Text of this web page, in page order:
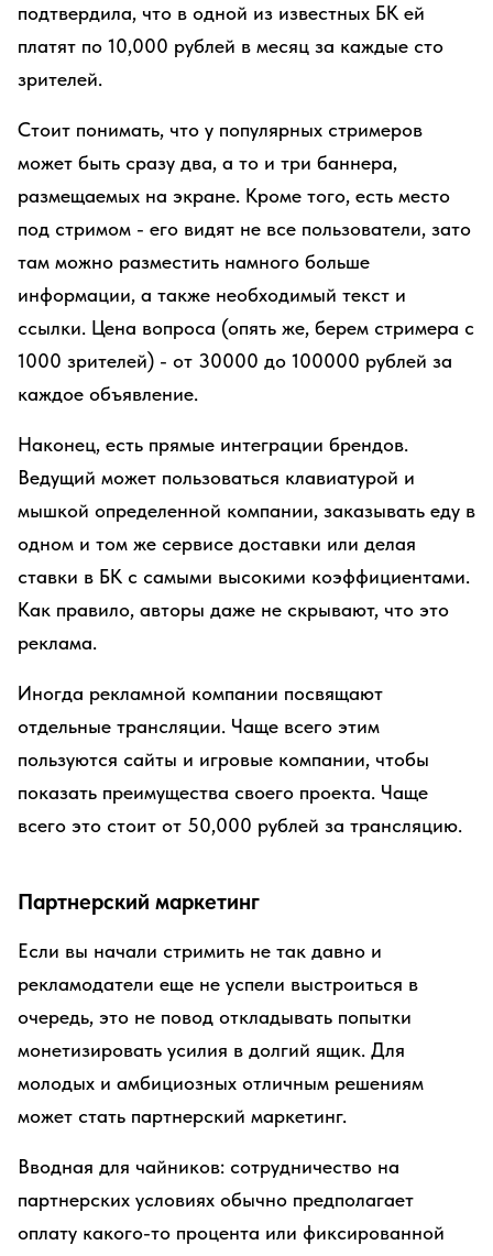
подтвердила, что в одной из известных БК ей
платят по 10,000 рублей в месяц за каждые сто
зрителей.
Стоит понимать, что у популярных стримеров
может быть сразу два, а то и три баннера,
размещаемых на экране. Кроме того, есть место
под стримом - его видят не все пользователи, зато
там можно разместить намного больше
информации, а также необходимый текст и
ссылки. Цена вопроса (опять же, берем стримера с
1000 зрителей) - от 30000 до 100000 рублей за
каждое объявление.
Наконец, есть прямые интеграции брендов.
Ведущий может пользоваться клавиатурой и
мышкой определенной компании, заказывать еду в
одном и том же сервисе доставки или делая
ставки в БК с самыми высокими коэффициентами.
Как правило, авторы даже не скрывают, что это
реклама.
Иногда рекламной компании посвящают
отдельные трансляции. Чаще всего этим
пользуются сайты и игровые компании, чтобы
показать преимущества своего проекта. Чаще
всего это стоит от 50,000 рублей за трансляцию.
Партнерский маркетинг
Если вы начали стримить не так давно и
рекламодатели еще не успели выстроиться в
очередь, это не повод откладывать попытки
монетизировать усилия в долгий ящик. Для
молодых и амбициозных отличным решениям
может стать партнерский маркетинг.
Вводная для чайников: сотрудничество на
партнерских условиях обычно предполагает
оплату какого-то процента или фиксированной